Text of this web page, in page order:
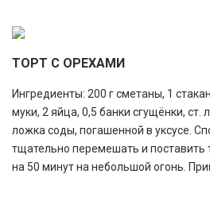
ТОРТ С ОРЕХАМИ
Ингредиенты: 200 г сметаны, 1
муки, 2 яйца, 0,5 банки сгущёнки, ст.
ложка соды, погашенной в уксусе.
тщательно перемешать и поставить
на 50 минут на небольшой огонь.